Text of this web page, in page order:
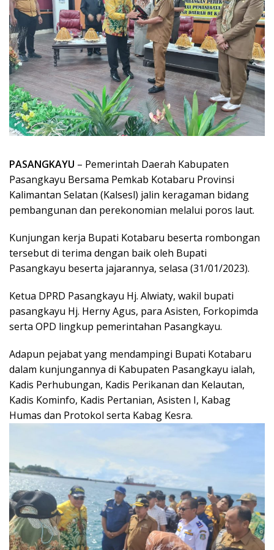
PASANGKAYU – Pemerintah Daerah Kabupaten
Pasangkayu Bersama Pemkab Kotabaru Provinsi
Kalimantan Selatan (Kalsesl) jalin keragaman bidang
pembangunan dan perekonomian melalui poros laut.
Kunjungan kerja Bupati Kotabaru beserta rombongan
tersebut di terima dengan baik oleh Bupati
Pasangkayu beserta jajarannya, selasa (31/01/2023).
Ketua DPRD Pasangkayu Hj. Alwiaty, wakil bupati
pasangkayu Hj. Herny Agus, para Asisten, Forkopimda
serta OPD lingkup pemerintahan Pasangkayu.
Adapun pejabat yang mendampingi Bupati Kotabaru
dalam kunjungannya di Kabupaten Pasangkayu ialah,
Kadis Perhubungan, Kadis Perikanan dan Kelautan,
Kadis Kominfo, Kadis Pertanian, Asisten I, Kabag
Humas dan Protokol serta Kabag Kesra.